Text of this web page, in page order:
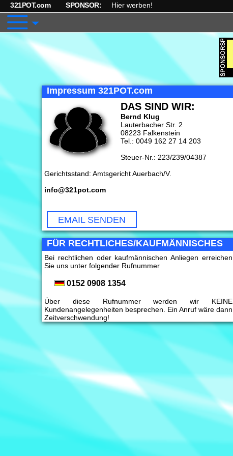
321POT.com SPONSOR: Hier werben!
Impressum 321POT.com
DAS SIND WIR:
Bernd Klug
Lauterbacher Str. 2
08223 Falkenstein
Tel.: 0049 162 27 14 203
Steuer-Nr.: 223/239/04387
Gerichtsstand: Amtsgericht Auerbach/V.
info@321pot.com
EMAIL SENDEN
FÜR RECHTLICHES/KAUFMÄNNISCHES
Bei rechtlichen oder kaufmännischen Anliegen erreichen
Sie uns unter folgender Rufnummer
0152 0908 1354
Über diese Rufnummer werden wir KEINE
Kundenangelegenheiten besprechen. Ein Anruf wäre dann
Zeitverschwendung!